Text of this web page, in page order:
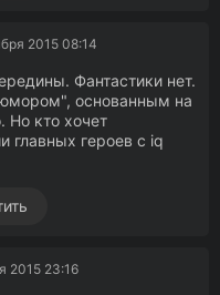
2015 08:14
Фантастики нет.
основанным на
Но кто хочет
главных героев с iq
2015 23:16